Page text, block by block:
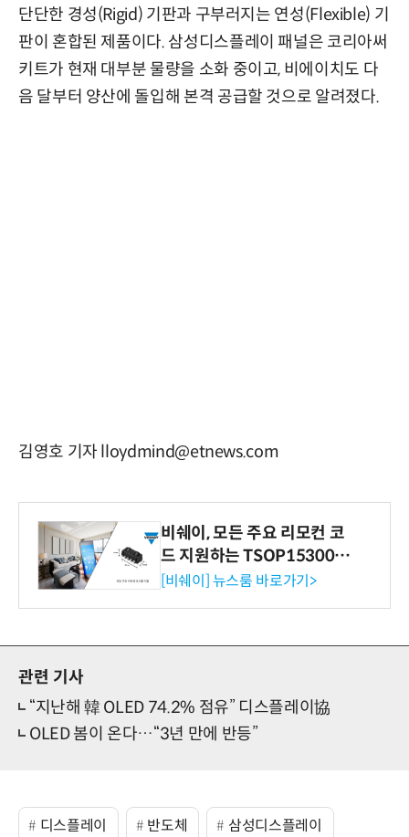
단단한 경성(Rigid) 기판과 구부러지는 연성(Flexible) 기
판이 혼합된 제품이다. 삼성디스플레이 패널은 코리아써
키트가 현재 대부분 물량을 소화 중이고, 비에이치도 다
음 달부터 양산에 돌입해 본격 공급할 것으로 알려졌다.
김영호 기자 lloydmind@etnews.com
비쉐이, 모든 주요 리모컨 코
드 지원하는 TSOP15300 시
리즈 IR 수신기 출시
[비쉐이] 뉴스룸 바로가기>
관련 기사
“지난해 韓 OLED 74.2% 점유” 디스플레이協
OLED 봄이 온다…“3년 만에 반등”
디스플레이 반도체 삼성디스플레이